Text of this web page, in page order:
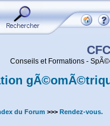
Conseils et Formations -
du Forum >>> Rendez-vous.